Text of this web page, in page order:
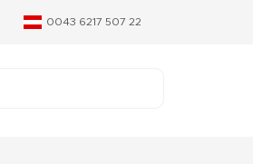
0043 6217 507 22